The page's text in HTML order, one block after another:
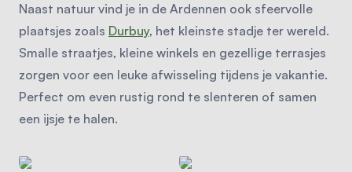
Naast natuur vind je in de Ardennen ook sfeervolle
plaatsjes zoals Durbuy, het kleinste stadje ter wereld.
Smalle straatjes, kleine winkels en gezellige terrasjes
zorgen voor een leuke afwisseling tijdens je vakantie.
Perfect om even rustig rond te slenteren of samen
een ijsje te halen.